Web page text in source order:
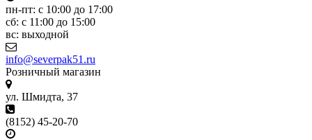
пн-пт: с 10:00 до 17:00
сб: с 11:00 до 15:00
вс: выходной
info@severpak51.ru
Розничный магазин
ул. Шмидта, 37
(8152) 45-20-70